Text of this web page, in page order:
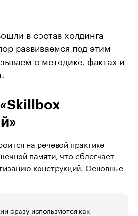
в состав холдинга
развиваемся под этим
о методике, фактах и
на речевой практике
памяти, что облегчает
конструкций. Основные
сразу используются как